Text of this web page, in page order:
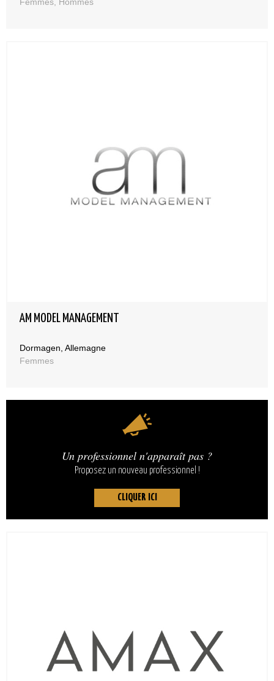
AM MODEL MANAGEMENT
Dormagen, Allemagne
Femmes
Un professionnel n'apparaît pas ?
Proposez un nouveau professionnel !
CLIQUER ICI